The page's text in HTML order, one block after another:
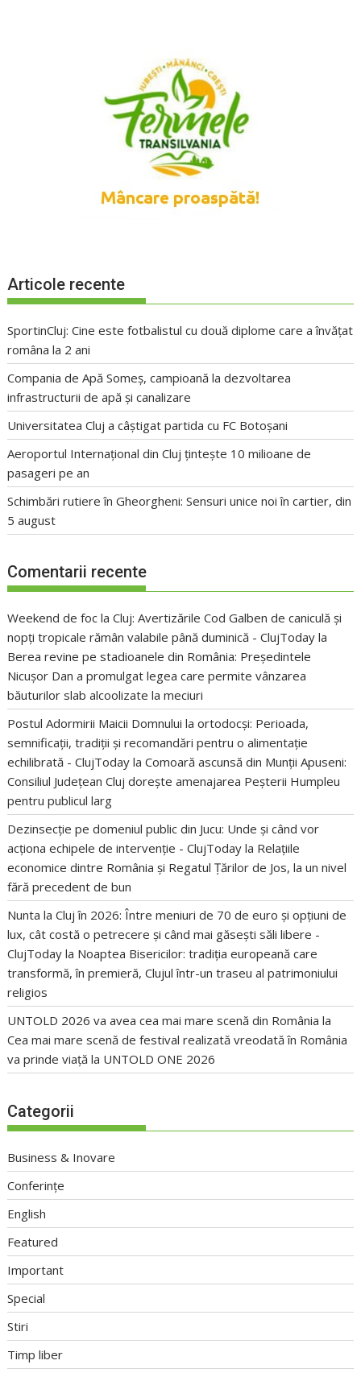
Articole recente
SportinCluj: Cine este fotbalistul cu două diplome care a învățat
româna la 2 ani
Compania de Apă Someș, campioană la dezvoltarea
infrastructurii de apă și canalizare
Universitatea Cluj a câștigat partida cu FC Botoșani
Aeroportul Internațional din Cluj țintește 10 milioane de
pasageri pe an
Schimbări rutiere în Gheorgheni: Sensuri unice noi în cartier, din
5 august
Comentarii recente
Weekend de foc la Cluj: Avertizările Cod Galben de caniculă și
nopți tropicale rămân valabile până duminică - ClujToday la
Berea revine pe stadioanele din România: Președintele
Nicușor Dan a promulgat legea care permite vânzarea
băuturilor slab alcoolizate la meciuri
Postul Adormirii Maicii Domnului la ortodocși: Perioada,
semnificații, tradiții și recomandări pentru o alimentație
echilibrată - ClujToday laComoară ascunsă din Munții Apuseni:
Consiliul Județean Cluj dorește amenajarea Peșterii Humpleu
pentru publicul larg
Dezinsecție pe domeniul public din Jucu: Unde și când vor
acționa echipele de intervenție - ClujToday la Relațiile
economice dintre România și Regatul Țărilor de Jos, la un nivel
fără precedent de bun
Nunta la Cluj în 2026: Între meniuri de 70 de euro și opțiuni de
lux, cât costă o petrecere și când mai găsești săli libere -
ClujToday la Noaptea Bisericilor: tradiția europeană care
transformă, în premieră, Clujul într-un traseu al patrimoniului
religios
UNTOLD 2026 va avea cea mai mare scenă din România la
Cea mai mare scenă de festival realizată vreodată în România
va prinde viață la UNTOLD ONE 2026
Categorii
Business & Inovare
Conferințe
English
Featured
Important
Special
Stiri
Timp liber